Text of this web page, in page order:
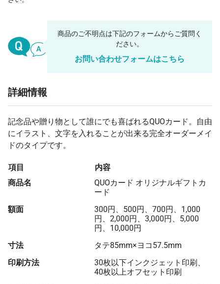
商品のご不明点は下記のフォームからご質問く
ださい。
お問い合わせフォームはこちら
詳細情報
記念品や贈り物として誰にでも喜ばれるQUOカード。自由
にイラスト、文字を入れることが出来る完全オーダーメイ
ドのタイプです。
項目
内容
商品名
QUOカード オリジナルギフトカ
ード
額面
300円、500円、700円、1,000
円、2,000円、3,000円、5,000
円、10,000円
寸法
タテ85mm×ヨコ57.5mm
印刷方法
30枚以下インクジェット印刷、
40枚以上オフセット印刷